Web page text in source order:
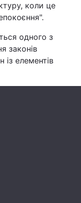
коли це
одного з
законів
із елементів